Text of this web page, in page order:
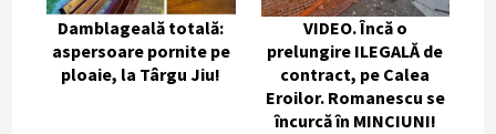
Damblageală totală:
aspersoare pornite pe
ploaie, la Târgu Jiu!
VIDEO. Încă o
prelungire ILEGALĂ de
contract, pe Calea
Eroilor. Romanescu se
încurcă în MINCIUNI!